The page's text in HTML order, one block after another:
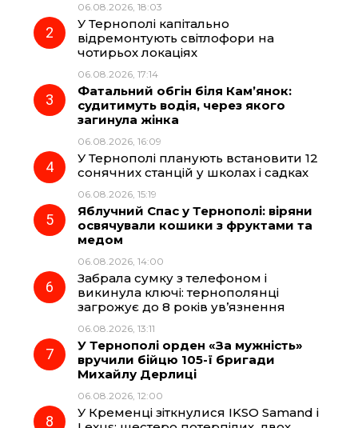
o
k
r
a
m
A
06.08.2026, 18:03
У Тернополі капітально
відремонтують світлофори на
чотирьох локаціях
06.08.2026, 17:14
Фатальний обгін біля Кам’янок:
судитимуть водія, через якого
загинула жінка
06.08.2026, 16:09
У Тернополі планують встановити 12
сонячних станцій у школах і садках
06.08.2026, 15:19
Яблучний Спас у Тернополі: віряни
освячували кошики з фруктами та
медом
06.08.2026, 14:00
Забрала сумку з телефоном і
викинула ключі: тернополянці
загрожує до 8 років ув’язнення
06.08.2026, 13:11
У Тернополі орден «За мужність»
вручили бійцю 105-ї бригади
Михайлу Дерлиці
06.08.2026, 12:00
У Кременці зіткнулися IKSO Samand і